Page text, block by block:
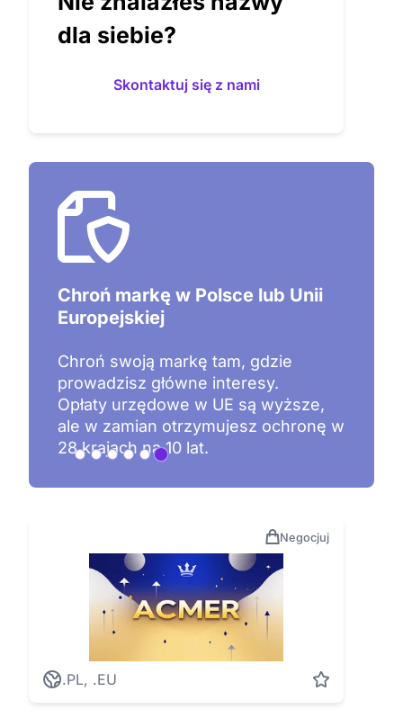
dla siebie?
Skontaktuj się z nami
Chroń markę w Polsce lub Unii
Europejskiej
Chroń swoją markę tam, gdzie
prowadzisz główne interesy.
Opłaty urzędowe w UE są wyższe,
ale w zamian otrzymujesz ochronę w
28 krajach na 10 lat.
Negocjuj
.PL, .EU